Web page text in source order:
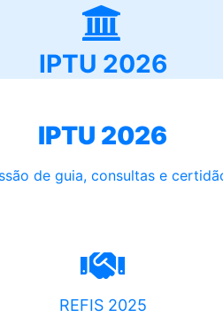
IPTU 2026
IPTU 2026
de guia, consultas e
REFIS 2025